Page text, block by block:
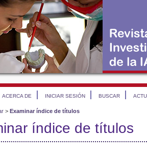
ACERCA DE INICIAR SESIÓN BUSCAR
> Examinar índice de títulos
índice de títulos